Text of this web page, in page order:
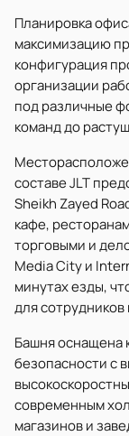
Планировка
максимизацию
конфигурация
организации
под различные
команд до
составе JLT
Sheikh Zayed
кафе,
торговыми и
Media City и
минутах езды,
для сотрудников
Башня оснащена
безопасности с
современным
магазинов и